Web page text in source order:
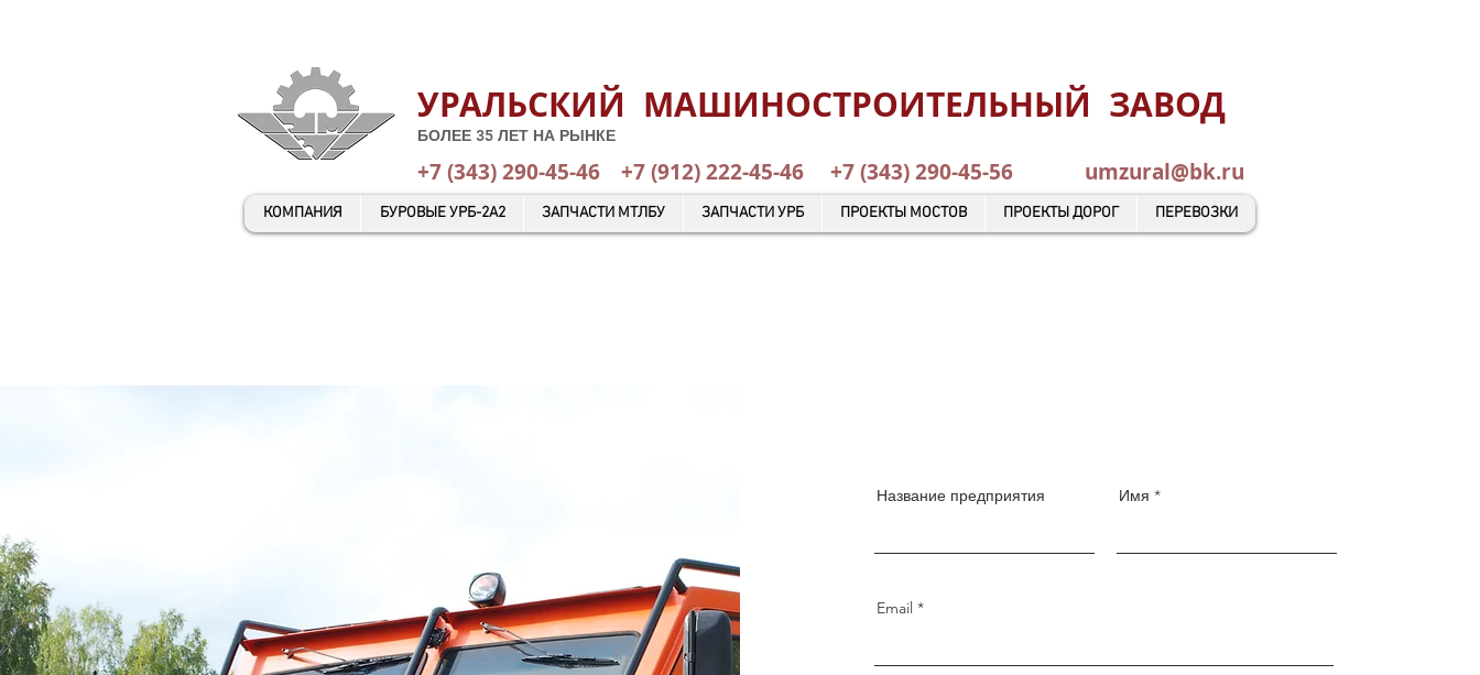
УРАЛЬСКИЙ МАШИНОСТРОИТЕЛЬНЫЙ ЗАВОД
БОЛЕЕ 35 ЛЕТ НА РЫНКЕ
+7 (912) 222-45-46
+7 (343) 290-45-46 +7 (343) 290-45-56 umzural@bk.ru
КОМПАНИЯ БУРОВЫЕ УРБ-2А2 ЗАПЧАСТИ МТЛБУ ЗАПЧАСТИ УРБ ПРОЕКТЫ МОСТОВ ПРОЕКТЫ ДОРОГ ПЕРЕВОЗКИ
Название предприятия Имя
Email